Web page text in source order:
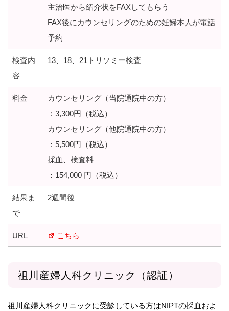
主治医から紹介状をFAXしてもらう
FAX後にカウンセリングのための妊婦本人が電話
予約
検査内
容
13、18、21トリソミー検査
料金
カウンセリング（当院通院中の方）
：3,300円（税込）
カウンセリング（他院通院中の方）
：5,500円（税込）
採血、検査料
：154,000 円（税込）
結果ま
で
2週間後
URL こちら
祖川産婦人科クリニック（認証）
祖川産婦人科クリニックに受診している方はNIPTの採血およ